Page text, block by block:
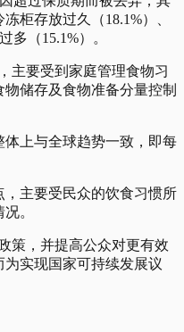
柜存放过久（18.1%）、
多（15.1%）。
主要受到家庭管理食物习
储存及食物准备分量控制
上与全球趋势一致，即每
主要受民众的饮食习惯所
。
策，并提高公众对更有效
实现国家可持续发展议